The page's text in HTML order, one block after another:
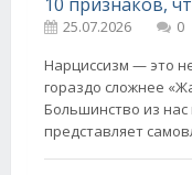
25.07.2026
0
Нарциссизм — это
гораздо сложнее
Большинство из нас
представляет